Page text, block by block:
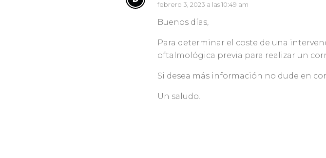
febrero 3, 2023 a las 10:49 am
Buenos días,
Para determinar el coste de una
oftalmológica previa para realizar un
Si desea más información no dude en
Un saludo.